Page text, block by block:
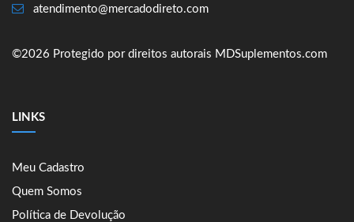
atendimento@mercadodireto.com
©2026 Protegido por direitos autorais MDSuplementos.com
LINKS
Meu Cadastro
Quem Somos
Política de Devolução